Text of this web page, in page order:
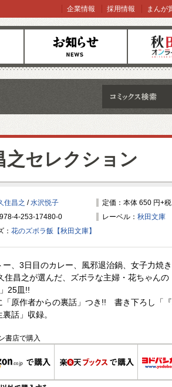
お知らせ オンラインシ
企業情報 採用情報 まんが
セレクション
住昌之 /水沢悦子
定価：本体 650 円+税
4-253-17480-0
レーベル： 秋田文庫
： 花のズボラ飯【秋田文庫】
ー、3日目のカレー、風邪退治鍋、女子力焼き
昌之が選んだ、ズボラな主婦・花ちゃんの
25皿!!
「原作者からの裏話」つき!! 書き下ろし「
話」収録。
書店で購入